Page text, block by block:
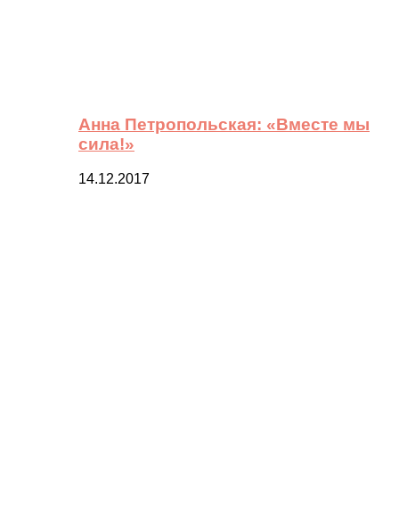
Анна Петропольская: «Вместе мы
сила!»
14.12.2017